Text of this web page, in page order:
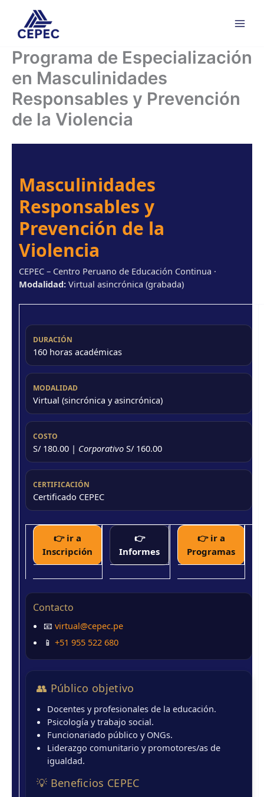
contenido
Programa de Especialización
en Masculinidades
Responsables y Prevención
de la Violencia
Masculinidades
Responsables y
Prevención de la
Violencia
CEPEC – Centro Peruano de Educación Continua ·
Modalidad: Virtual asincrónica (grabada)
DURACIÓN
160 horas académicas
MODALIDAD
Virtual (sincrónica y asincrónica)
COSTO
S/ 180.00 | Corporativo S/ 160.00
CERTIFICACIÓN
Certificado CEPEC
👉 ir a
Inscripción
👉
Informes
👉 ir a
Programas
Contacto
📧 virtual@cepec.pe
📱 +51 955 522 680
👥 Público objetivo
Docentes y profesionales de la educación.
Psicología y trabajo social.
Funcionariado público y ONGs.
Liderazgo comunitario y promotores/as de
igualdad.
💡 Beneficios CEPEC